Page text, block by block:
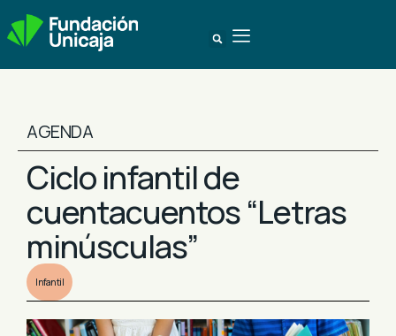
AGENDA
Ciclo infantil de
cuentacuentos “Letras
minúsculas”
Infantil